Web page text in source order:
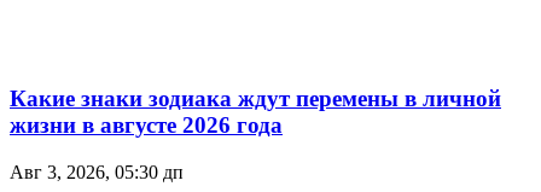
Какие знаки зодиака ждут перемены в личной
жизни в августе 2026 года
Авг 3, 2026, 05:30 дп